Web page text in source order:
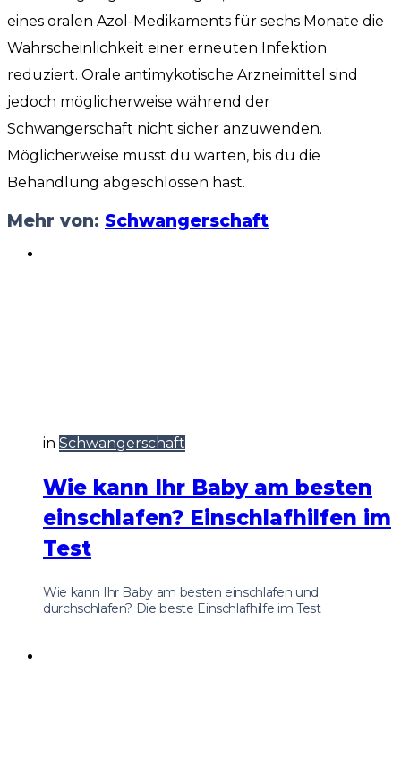
eines oralen Azol-Medikaments für sechs Monate die
Wahrscheinlichkeit einer erneuten Infektion
reduziert. Orale antimykotische Arzneimittel sind
jedoch möglicherweise während der
Schwangerschaft nicht sicher anzuwenden.
Möglicherweise musst du warten, bis du die
Behandlung abgeschlossen hast.
Mehr von: Schwangerschaft
in Schwangerschaft
Wie kann Ihr Baby am besten
einschlafen? Einschlafhilfen im
Test
Wie kann Ihr Baby am besten einschlafen und
durchschlafen? Die beste Einschlafhilfe im Test